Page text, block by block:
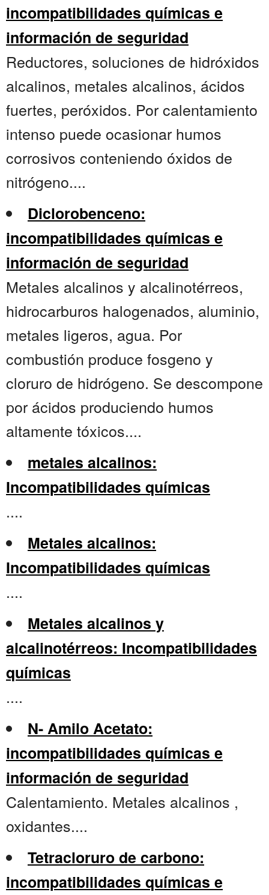
incompatibilidades químicas e
información de seguridad
Reductores, soluciones de hidróxidos
alcalinos, metales alcalinos, ácidos
fuertes, peróxidos. Por calentamiento
intenso puede ocasionar humos
corrosivos conteniendo óxidos de
nitrógeno....
Diclorobenceno:
incompatibilidades químicas e
información de seguridad
Metales alcalinos y alcalinotérreos,
hidrocarburos halogenados, aluminio,
metales ligeros, agua. Por
combustión produce fosgeno y
cloruro de hidrógeno. Se descompone
por ácidos produciendo humos
altamente tóxicos....
metales alcalinos:
Incompatibilidades químicas
....
Metales alcalinos:
Incompatibilidades químicas
....
Metales alcalinos y
alcalinotérreos: Incompatibilidades
químicas
....
N- Amilo Acetato:
incompatibilidades químicas e
información de seguridad
Calentamiento. Metales alcalinos ,
oxidantes....
Tetracloruro de carbono:
incompatibilidades químicas e